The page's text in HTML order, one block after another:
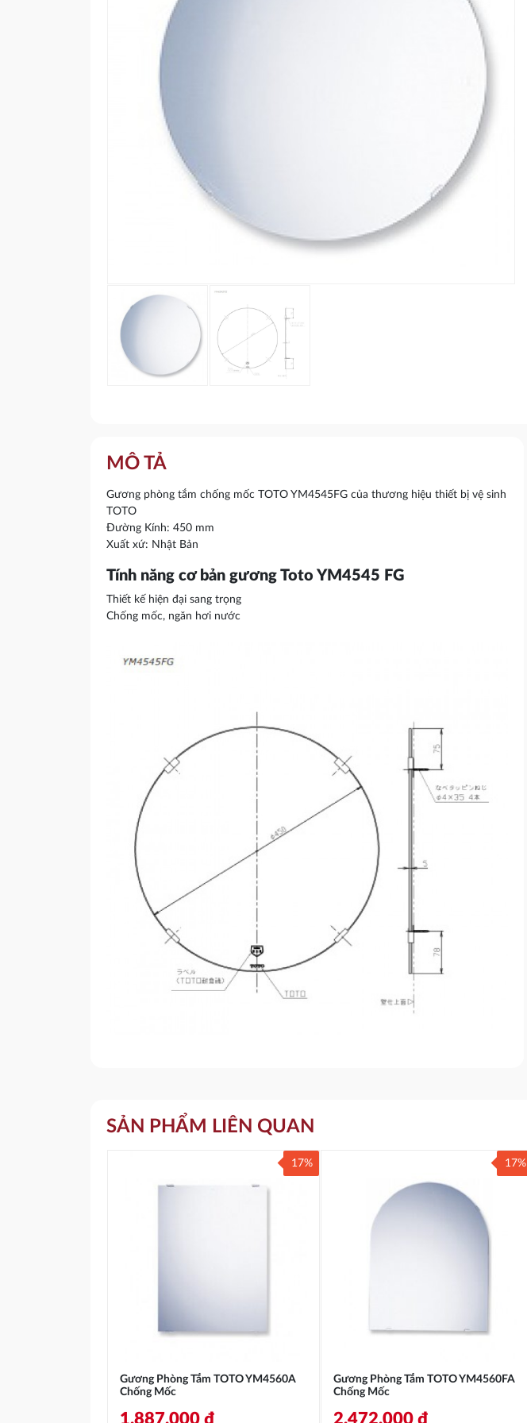
MÔ TẢ
Gương phòng tắm chống mốc TOTO YM4545FG của thương hiệu thiết bị vệ sinh
TOTO
Đường Kính: 450 mm
Xuất xứ: Nhật Bản
Tính năng cơ bản gương Toto YM4545 FG
Thiết kế hiện đại sang trọng
Chống mốc, ngăn hơi nước
SẢN PHẨM LIÊN QUAN
Gương Phòng Tắm TOTO YM4560A
Chống Mốc
1.887.000 ₫
17%
Gương Phòng Tắm TOTO YM4560FA
Chống Mốc
2.472.000 ₫
17%